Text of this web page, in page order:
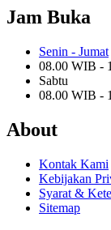
Jam Buka
Senin - Jumat
08.00 WIB -
Sabtu
08.00 WIB -
About
Kontak Kami
Kebijakan
Syarat &
Sitemap